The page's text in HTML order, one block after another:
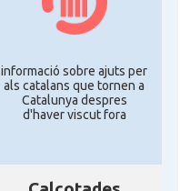
informació sobre ajuts per
als catalans que tornen a
Catalunya despres
d'haver viscut fora